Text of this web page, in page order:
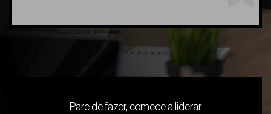
Pare de fazer, comece a liderar